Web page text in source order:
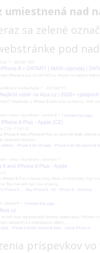
nad
sa zelené
pod
príspevkov vo